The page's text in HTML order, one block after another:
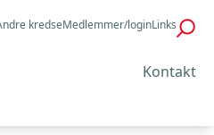
kredseMedlemmer/loginLinks
Kontakt